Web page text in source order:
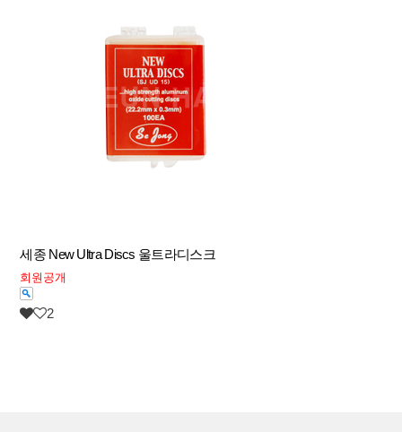
세종 New Ultra Discs 울트라디스크
회원공개
2